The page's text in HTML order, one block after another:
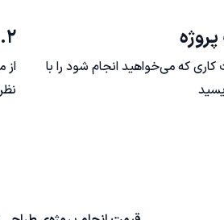
که می‌خواهید انجام شود را با
۲. انتخاب فریلنسر
از